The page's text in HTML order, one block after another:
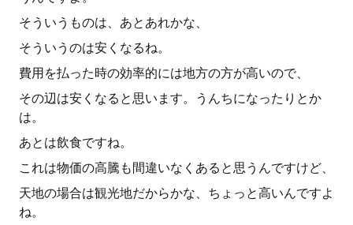
そういうものは、あとあれかな、
そういうのは安くなるね。
費用を払った時の効率的には地方の方が高いので、
その辺は安くなると思います。うんちになったりとか
は。
あとは飲食ですね。
これは物価の高騰も間違いなくあると思うんですけど、
天地の場合は観光地だからかな、ちょっと高いんですよ
ね。